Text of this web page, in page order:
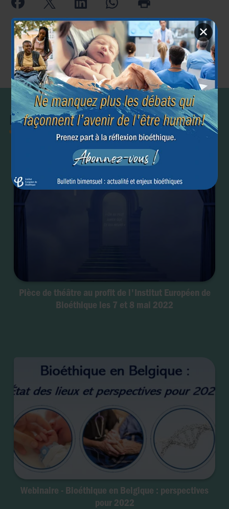
Article précédent
←
Article suivant
→
✕
Liberté de conscience
Droits et
libertés
Pièce de théâtre au profit de l'Institut Européen de
Bioéthique les 7 et 8 mai 2022
Webinaire - Bioéthique en Belgique : perspectives
pour 2022